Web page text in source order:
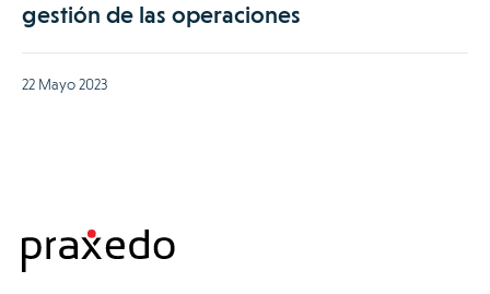
gestión de las operaciones
22 Mayo 2023